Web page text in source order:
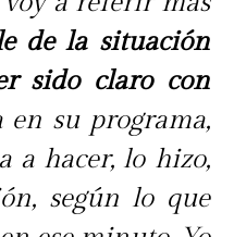
de la situación
sido claro con
su programa,
a hacer, lo hizo,
según lo que